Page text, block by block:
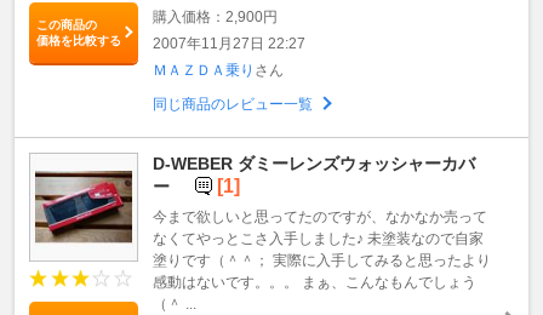
この商品の
価格を比較する
購入価格：2,900円
2007年11月27日 22:27
ＭＡＺＤＡ乗り さん
同じ商品のレビュー一覧
D-WEBER ダミーレンズウォッシャーカバ
ー
[1]
今まで欲しいと思ってたのですが、なかなか売って
なくてやっとこさ入手しました♪ 未塗装なので自家
塗りです（＾＾； 実際に入手してみると思ったより
感動はないです。。。 まぁ、こんなもんでしょう
（＾ ...